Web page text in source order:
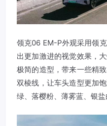
领克06 EM-P外观采用领
出更加激进的视觉效果，
极简的造型，带来一些精
双棱线，让车头造型更加
绿、落樱粉、薄雾蓝、银盐